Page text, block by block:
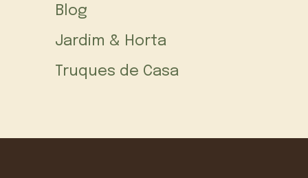
Blog
Jardim & Horta
Truques de Casa